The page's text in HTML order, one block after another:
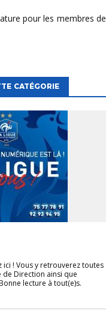
pour les membres de
CATÉGORIE
ici ! Vous y retrouverez toutes
de Direction ainsi que
lecture à tout(e)s.